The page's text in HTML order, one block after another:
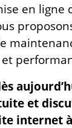
en ligne
et
internet